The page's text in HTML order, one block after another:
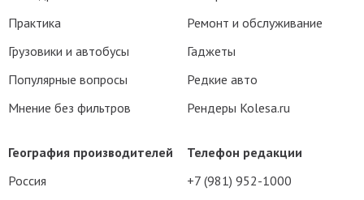
Телефон редакции
+7 (981) 952-1000
Практика
Грузовики и автобусы
Популярные вопросы
Мнение без фильтров
Ремонт и обслуживание
Гаджеты
Редкие авто
Рендеры Kolesa.ru
География производителей
Россия